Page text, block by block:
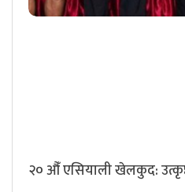
२० औँ एसियाली खेलकुद: उत्कृष्ट